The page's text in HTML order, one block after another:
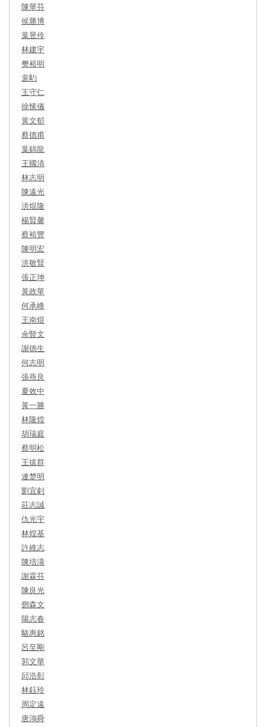
陳華芬
侯勝博
葉昱伶
林建宇
樊裕明
裴馰
王守仁
徐愫儀
黃文郁
蔡德甫
葉錦龍
王國清
林志明
陳遠光
洪焜隆
楊賢馨
蔡裕豐
陳明宏
洪敬賢
張正坤
黃政華
何承峰
王南焜
余豎文
謝德生
何志明
張燕良
夏效中
黃一勝
林隆煌
胡瑞庭
蔡明松
王拔群
連楚明
劉宜釗
莊志誠
仇光宇
林煌基
許維志
陳培濤
謝霖芬
陳良光
鄧森文
陽志春
駱惠銘
呂至剛
郭文華
邱浩彰
林鈺玲
周定遠
唐鴻舜